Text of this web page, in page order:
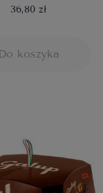
36,80 zł
Do koszyka